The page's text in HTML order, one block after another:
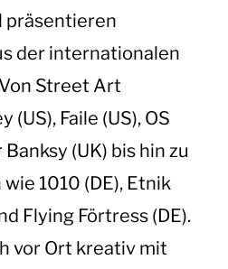
präsentieren
der internationalen
Street Art
(US), Faile (US), OS
(UK) bis hin zu
1010 (DE), Etnik
Flying Förtress (DE).
vor Ort kreativ mit